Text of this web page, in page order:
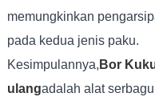
memungkinkan
pada kedua jenis paku.
Kesimpulannya, Bor
ulangadalah alat